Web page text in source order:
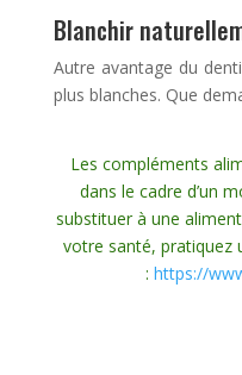
Blanchir
Autre avantage du
plus blanches. Que
Les compléments
dans le cadre d’un
substituer à une
votre santé, pratiquez
:https://